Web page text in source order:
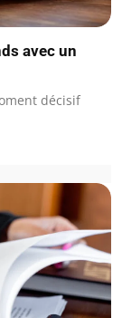
avec un
décisif